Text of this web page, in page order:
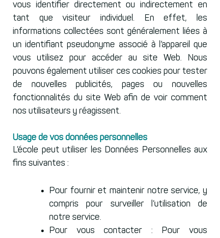
vous identifier directement ou indirectement en
tant que visiteur individuel. En effet, les
informations collectées sont généralement liées à
un identifiant pseudonyme associé à l’appareil que
vous utilisez pour accéder au site Web. Nous
pouvons également utiliser ces cookies pour tester
de nouvelles publicités, pages ou nouvelles
fonctionnalités du site Web afin de voir comment
nos utilisateurs y réagissent.
Usage de vos données personnelles
L’école peut utiliser les Données Personnelles aux
fins suivantes :
Pour fournir et maintenir notre service, y
compris pour surveiller l’utilisation de
notre service.
Pour vous contacter : Pour vous